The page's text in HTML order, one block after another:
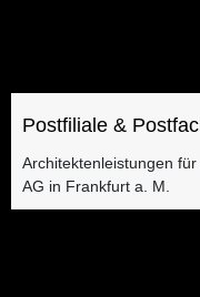
Postfiliale &
Architektenleistungen
AG in Frankfurt a. M.